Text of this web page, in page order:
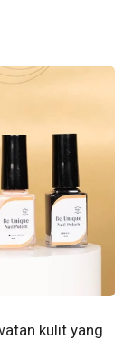
kulit yang